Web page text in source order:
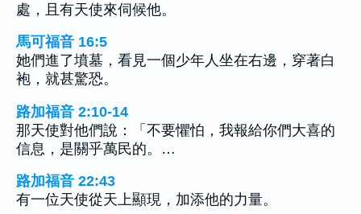
處，且有天使來伺候他。
馬可福音 16:5
她們進了墳墓，看見一個少年人坐在右邊，穿著白
袍，就甚驚恐。
路加福音 2:10-14
那天使對他們說：「不要懼怕，我報給你們大喜的
信息，是關乎萬民的。…
路加福音 22:43
有一位天使從天上顯現，加添他的力量。